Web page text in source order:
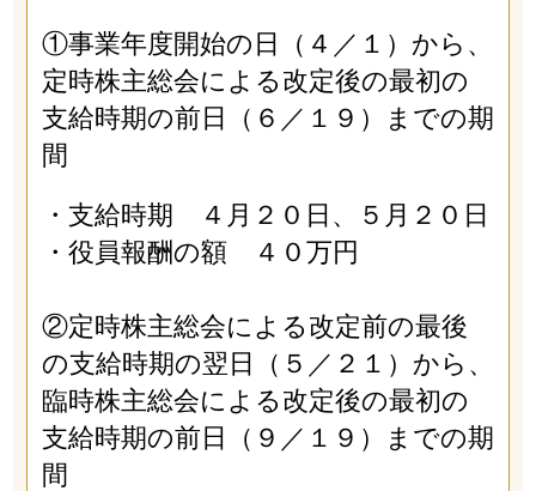
①事業年度開始の日（４／１）から、
定時株主総会による改定後の最初の
支給時期の前日（６／１９）までの期
間
・支給時期 ４月２０日、５月２０日
・役員報酬の額 ４０万円
②定時株主総会による改定前の最後
の支給時期の翌日（５／２１）から、
臨時株主総会による改定後の最初の
支給時期の前日（９／１９）までの期
間